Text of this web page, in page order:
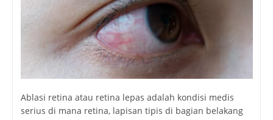
Ablasi retina atau retina lepas adalah kondisi medis
serius di mana retina, lapisan tipis di bagian belakang